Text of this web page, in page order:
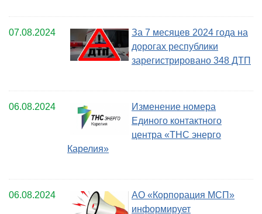
07.08.2024
За 7 месяцев 2024 года на
дорогах республики
зарегистрировано 348 ДТП
06.08.2024
Изменение номера
Единого контактного
центра «ТНС энерго
Карелия»
06.08.2024
АО «Корпорация МСП»
информирует